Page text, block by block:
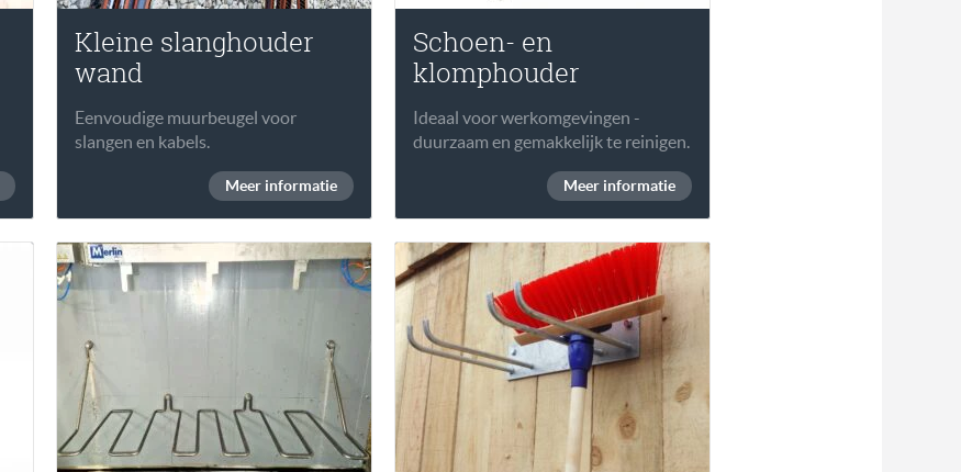
Kleine slanghouder
wand
Eenvoudige muurbeugel voor
slangen en kabels.
Meer informatie
Schoen- en
klomphouder
Ideaal voor werkomgevingen -
duurzaam en gemakkelijk te reinigen.
Meer informatie